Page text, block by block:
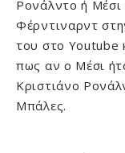
Ρονάλντο ή Μέσι
Φέρντιναρντ
του στο Youtube
πως αν ο Μέσι
Κριστιάνο
Μπάλες.